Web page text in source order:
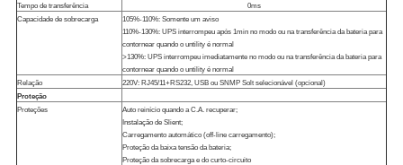
Tempo de transferência
0ms
Capacidade de sobrecarga
105%-110%: Somente um aviso
110%-130%: UPS interrompeu após 1min no modo ou na transferência da bateria para
contornear quando o untility é normal
>130%: UPS interrompeu imediatamente no modo ou na transferência da bateria para
contornear quando o untility é normal
Relação
220V: RJ45/11+RS232, USB ou SNMP Solt selecionável (opcional)
Proteção
Proteções
Auto reinício quando a C.A. recuperar;
Instalação de Slient;
Carregamento automático (off-line carregamento);
Proteção da baixa tensão da bateria;
Proteção da sobrecarga e do curto-circuito